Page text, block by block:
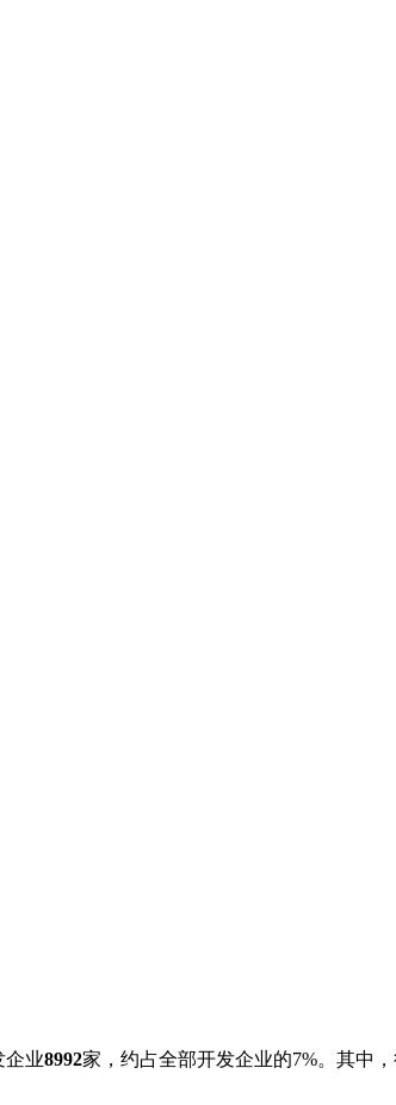
企业8992家，约占全部开发企业的7%。其中